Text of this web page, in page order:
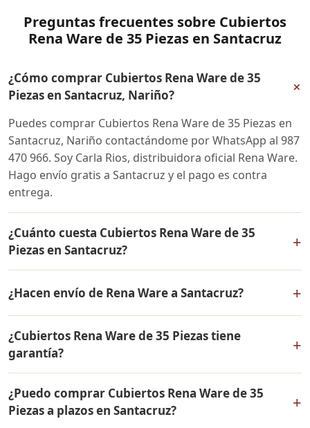
Preguntas frecuentes sobre Cubiertos
Rena Ware de 35 Piezas en Santacruz
¿Cómo comprar Cubiertos Rena Ware de 35
Piezas en Santacruz, Nariño?
+
Puedes comprar Cubiertos Rena Ware de 35 Piezas en
Santacruz, Nariño contactándome por WhatsApp al 987
470 966. Soy Carla Rios, distribuidora oficial Rena Ware.
Hago envío gratis a Santacruz y el pago es contra
entrega.
¿Cuánto cuesta Cubiertos Rena Ware de 35
Piezas en Santacruz?
+
mismo en todo Colombia. Contáctame por WhatsApp
para conocer el precio actual, promociones disponibles
y facilidades de pago en cuotas desde el 10% de inicial.
¿Hacen envío de Rena Ware a Santacruz? +
Piezas a Santacruz, Nariño y a todo Colombia. El pago
es contra entrega.
¿Cubiertos Rena Ware de 35 Piezas tiene
garantía?
+
por vida contra defectos de fabricación. Todos los
productos Rena Ware están fabricados en acero
¿Puedo comprar Cubiertos Rena Ware de 35
Piezas a plazos en Santacruz?
+